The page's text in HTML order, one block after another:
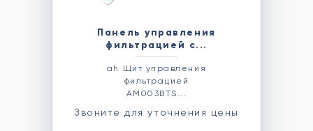
Панель управления
фильтрацией с...
ah Щит управления
фильтрацией
AM003BTS...
Звоните для уточнения цены